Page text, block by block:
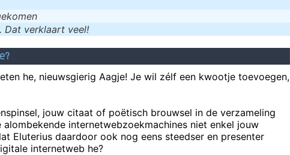
Dat verklaart veel!
he, nieuwsgierig Aagje! Je wil zélf een kwootje toevoegen,
jouw citaat of poëtisch brouwsel in de verzameling
internetwebzoekmachines niet enkel jouw
Eluterius daardoor ook nog eens steedser en presenter
internetweb he?